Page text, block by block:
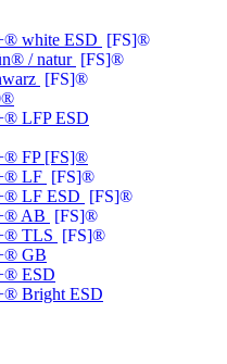
white ESD [FS]®
/ natur [FS]®
[FS]®
LFP ESD
FP [FS]®
LF [FS]®
LF ESD [FS]®
AB [FS]®
TLS [FS]®
GB
ESD
Bright ESD